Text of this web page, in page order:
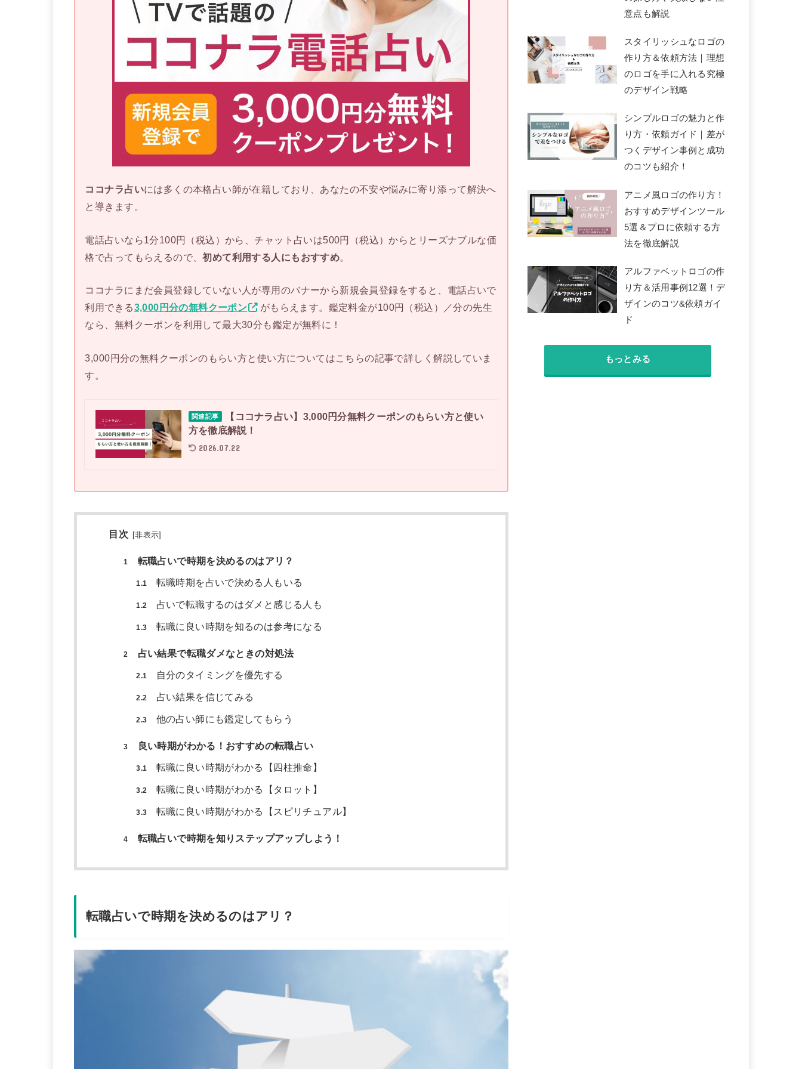
ココナラ占いには多くの本格占い師が在籍しており、あなたの不安や悩みに寄り添って解決へ
と導きます。
電話占いなら1分100円（税込）から、チャット占いは500円（税込）からとリーズナブルな価
格で占ってもらえるので、初めて利用する人にもおすすめ。
ココナラにまだ会員登録していない人が専用のバナーから新規会員登録をすると、電話占いで
利用できる3,000円分の無料クーポン
がもらえます。鑑定料金が100円（税込）／分の先生
なら、無料クーポンを利用して最大30分も鑑定が無料に！
3,000円分の無料クーポンのもらい方と使い方についてはこちらの記事で詳しく解説していま
す。
関連記事
【ココナラ占い】3,000円分無料クーポンのもらい方と使い
方を徹底解説！
2026.07.22
目次 [非表示]
1 転職占いで時期を決めるのはアリ？
1.1 転職時期を占いで決める人もいる
1.2 占いで転職するのはダメと感じる人も
1.3 転職に良い時期を知るのは参考になる
2 占い結果で転職ダメなときの対処法
2.1 自分のタイミングを優先する
2.2 占い結果を信じてみる
2.3 他の占い師にも鑑定してもらう
3 良い時期がわかる！おすすめの転職占い
3.1 転職に良い時期がわかる【四柱推命】
3.2 転職に良い時期がわかる【タロット】
3.3 転職に良い時期がわかる【スピリチュアル】
4 転職占いで時期を知りステップアップしよう！
転職占いで時期を決めるのはアリ？
意点も解説
スタイリッシュなロゴの
作り方＆依頼方法｜理想
のロゴを手に入れる究極
のデザイン戦略
シンプルロゴの魅力と作
り方・依頼ガイド｜差が
つくデザイン事例と成功
のコツも紹介！
アニメ風ロゴの作り方！
おすすめデザインツール
5選＆プロに依頼する方
法を徹底解説
アルファベットロゴの作
り方＆活用事例12選！デ
ザインのコツ&依頼ガイ
ド
もっとみる